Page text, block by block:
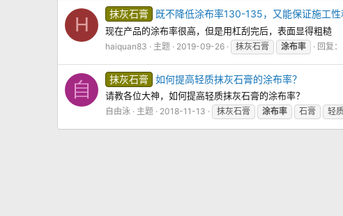
H 抹灰石膏 既不降低涂布率130-135，又能保证施工性
现在产品的涂布率很高，但是用杠刮完后，表面显得粗糙
haiquan83 主题 2019-09-26 抹灰石膏 涂布率 回复
自 抹灰石膏 如何提高轻质抹灰石膏的涂布率？
请教各位大神，如何提高轻质抹灰石膏的涂布率？
自由泳 主题 2018-11-13 抹灰石膏 涂布率 石膏 轻